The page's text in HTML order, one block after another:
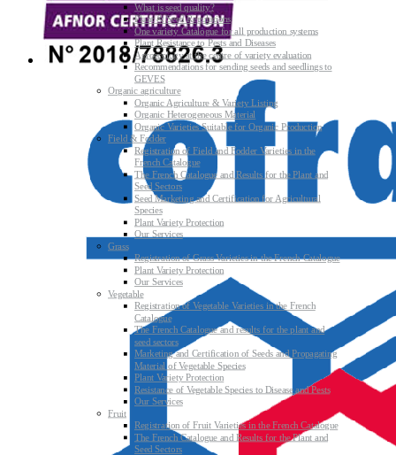
What is seed quality?
Plant & Seed Regulations
One variety Catalogue for all production systems
Plant Resistance to Pests and Diseases
Agroecology at the centre of variety evaluation
Recommendations for sending seeds and seedlings to
GEVES
Organic agriculture
Organic Agriculture & Variety Listing
Organic Heterogeneous Material
Organic Varieties Suitable for Organic Production
Field & Fodder
Registration of Field and Fodder Varieties in the
French Catalogue
The French Catalogue and Results for the Plant and
Seed Sectors
Seed Marketing and Certification for Agricultural
Species
Plant Variety Protection
Our Services
Grass
Registration of Grass Varieties in the French Catalogue
Plant Variety Protection
Our Services
Vegetable
Registration of Vegetable Varieties in the French
Catalogue
The French Catalogue and results for the plant and
seed sectors
Marketing and Certification of Seeds and Propagating
Material of Vegetable Species
Plant Variety Protection
Resistance of Vegetable Species to Disease and Pests
Our Services
Fruit
Registration of Fruit Varieties in the French Catalogue
The French Catalogue and Results for the Plant and
Seed Sectors